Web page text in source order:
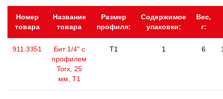
Номер
товара
Название
товара
Размер
профиля:
Содержимое
упаковки:
Вес,
г:
911.3351
Бит 1/4" с
профилем
Torx, 25
мм, Т1
T1 1 6